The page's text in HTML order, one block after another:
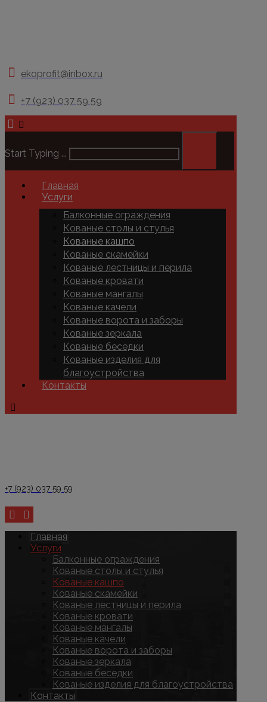
ekoprofit@inbox.ru
+7 (923) 037 59 59
Start Typing ...
Главная
Услуги
Балконные ограждения
Кованые столы и стулья
Кованые кашпо
Кованые скамейки
Кованые лестницы и перила
Кованые кровати
Кованые мангалы
Кованые качели
Кованые ворота и заборы
Кованые зеркала
Кованые беседки
Кованые изделия для
благоустройства
Контакты
+7 (923) 037 59 59
Главная
Услуги
Балконные ограждения
Кованые столы и стулья
Кованые кашпо
Кованые скамейки
Кованые лестницы и перила
Кованые кровати
Кованые мангалы
Кованые качели
Кованые ворота и заборы
Кованые зеркала
Кованые беседки
Кованые изделия для благоустройства
Контакты